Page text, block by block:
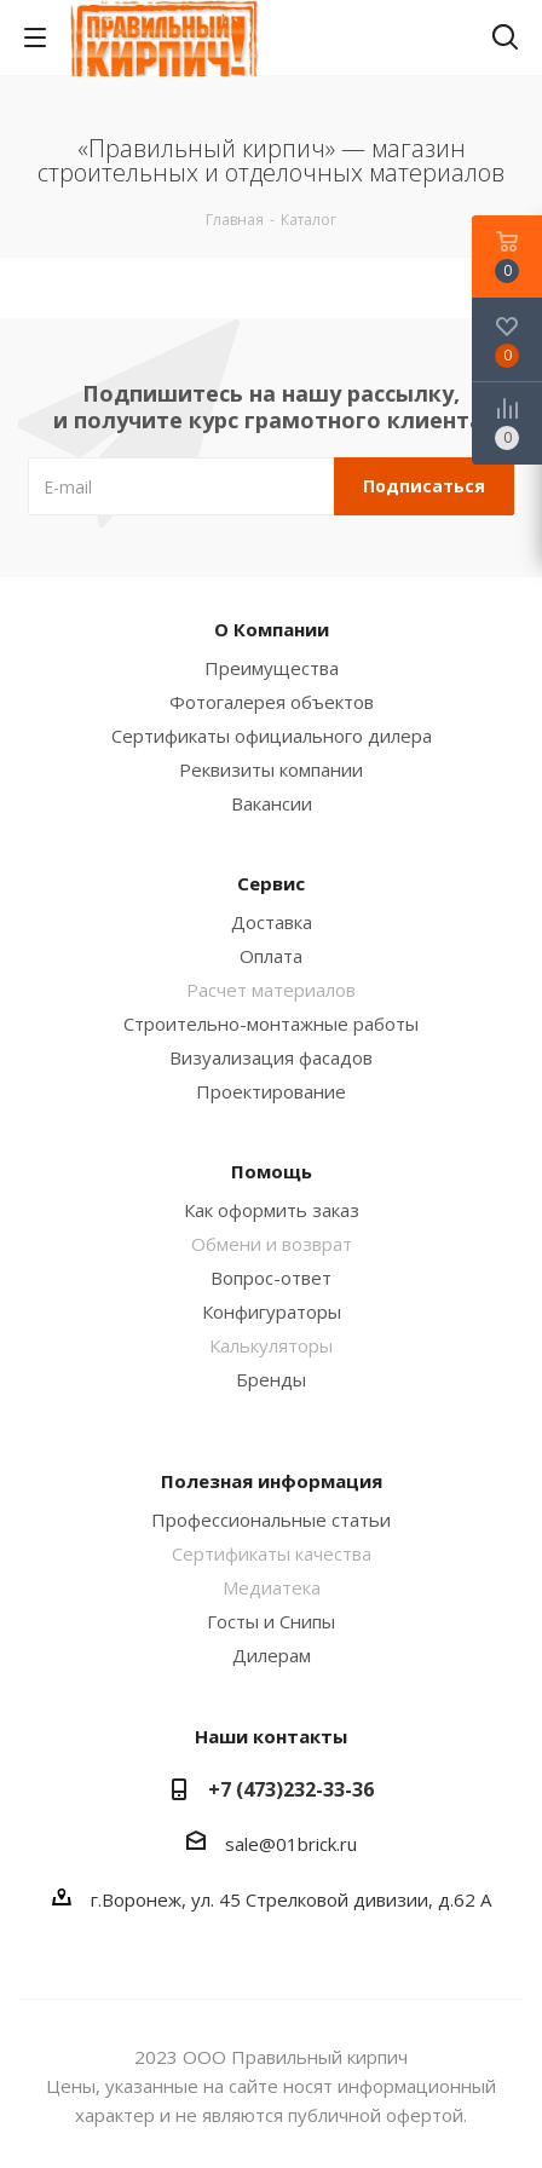
«Правильный кирпич» — магазин
строительных и отделочных материалов
Главная - Каталог
Подпишитесь на нашу рассылку,
и получите курс грамотного клиента!
О Компании
Преимущества
Фотогалерея объектов
Сертификаты официального дилера
Реквизиты компании
Вакансии
Сервис
Доставка
Оплата
Расчет материалов
Строительно-монтажные работы
Визуализация фасадов
Проектирование
Помощь
Как оформить заказ
Обмени и возврат
Вопрос-ответ
Конфигураторы
Калькуляторы
Бренды
Полезная информация
Профессиональные статьи
Сертификаты качества
Медиатека
Госты и Снипы
Дилерам
Наши контакты
+7 (473)232-33-36
sale@01brick.ru
г.Воронеж, ул. 45 Стрелковой дивизии, д.62 А
2023 ООО Правильный кирпич
Цены, указанные на сайте носят информационный
характер и не являются публичной офертой.
0
0
0